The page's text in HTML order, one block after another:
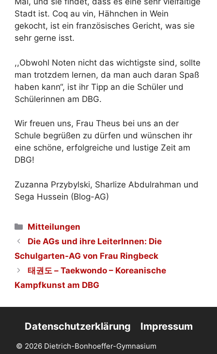
Stadt ist. Coq au vin, Hähnchen in Wein
gekocht, ist ein französisches Gericht, was sie
sehr gerne isst.
,,Obwohl Noten nicht das wichtigste sind, sollte
man trotzdem lernen, da man auch daran Spaß
haben kann“, ist ihr Tipp an die Schüler und
Schülerinnen am DBG.
Wir freuen uns, Frau Theus bei uns an der
Schule begrüßen zu dürfen und wünschen ihr
eine schöne, erfolgreiche und lustige Zeit am
DBG!
Zuzanna Przybylski, Sharlize Abdulrahman und
Sega Hussein (Blog-AG)
Kategorien
Mitteilungen
Die AGs und ihre LeiterInnen: Die
Schulgarten-AG von Frau Ringbeck
태권도 – Taekwondo – Koreanische
Kampfkunst am DBG
Datenschutzerklärung Impressum